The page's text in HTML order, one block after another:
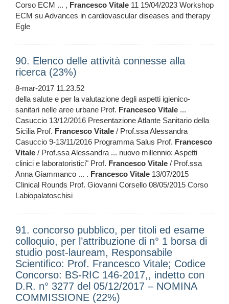
Corso ECM ... , Francesco Vitale 11 19/04/2023 Workshop
ECM su Advances in cardiovascular diseases and therapy
Egle
90. Elenco delle attività connesse alla
ricerca (23%)
8-mar-2017 11.23.52
della salute e per la valutazione degli aspetti igienico-
sanitari nelle aree urbane Prof. Francesco Vitale ...
Casuccio 13/12/2016 Presentazione Atlante Sanitario della
Sicilia Prof. Francesco Vitale / Prof.ssa Alessandra
Casuccio 9-13/11/2016 Programma Salus Prof. Francesco
Vitale / Prof.ssa Alessandra ... nuovo millennio: Aspetti
clinici e laboratoristici" Prof. Francesco Vitale / Prof.ssa
Anna Giammanco ... . Francesco Vitale 13/07/2015
Clinical Rounds Prof. Giovanni Corsello 08/05/2015 Corso
Labiopalatoschisi
91. concorso pubblico, per titoli ed esame
colloquio, per l’attribuzione di n° 1 borsa di
studio post-lauream, Responsabile
Scientifico: Prof. Francesco Vitale; Codice
Concorso: BS-RIC 146-2017,, indetto con
D.R. n° 3277 del 05/12/2017 – NOMINA
COMMISSIONE (22%)